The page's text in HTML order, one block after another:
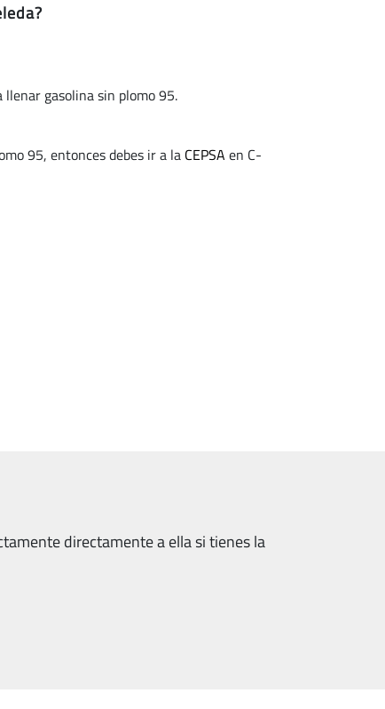
llenar gasolina sin plomo 95.
95, entonces debes ir a la CEPSA en C-
directamente a ella si tienes la